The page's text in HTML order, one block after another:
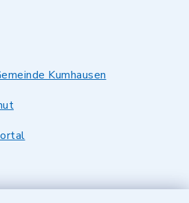
Kumhausen